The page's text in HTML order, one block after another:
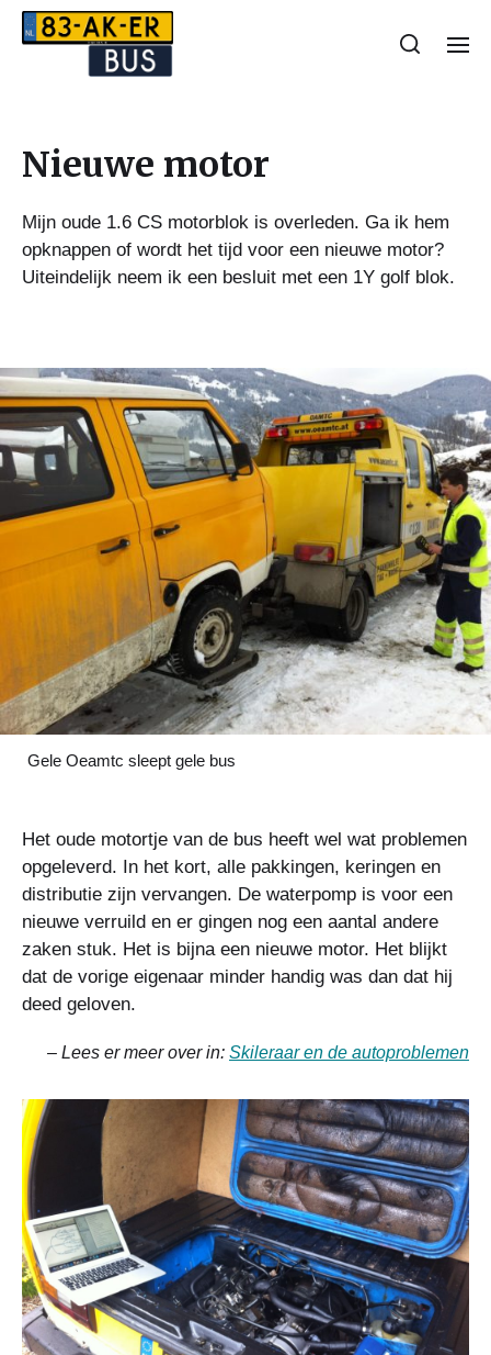
Nieuwe motor
Mijn oude 1.6 CS motorblok is overleden. Ga ik hem
opknappen of wordt het tijd voor een nieuwe motor?
Uiteindelijk neem ik een besluit met een 1Y golf blok.
Gele Oeamtc sleept gele bus
Het oude motortje van de bus heeft wel wat problemen
opgeleverd. In het kort, alle pakkingen, keringen en
distributie zijn vervangen. De waterpomp is voor een
nieuwe verruild en er gingen nog een aantal andere
zaken stuk. Het is bijna een nieuwe motor. Het blijkt
dat de vorige eigenaar minder handig was dan dat hij
deed geloven.
– Lees er meer over in: Skileraar en de autoproblemen